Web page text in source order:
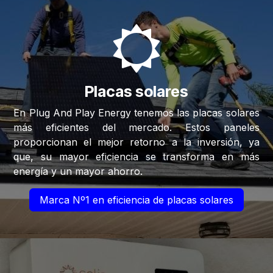
Placas solares
En Plug And Play Energy tenemos las placas solares
más eficientes del mercado. Estos paneles
proporcionan el mejor retorno a la inversión, ya
que, su mayor eficiencia se transforma en más
energía y un mayor ahorro.
Marca Nº1 en eficiencia de placas solares